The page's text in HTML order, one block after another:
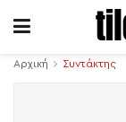
Αρχική Συντάκτης